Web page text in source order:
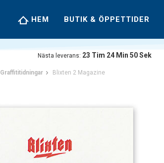
HEM BUTIK & ÖPPETTIDER
Nästa leverans: 23 Tim 24 Min 49Sek
Graffititidningar Blixten 2 Magazine